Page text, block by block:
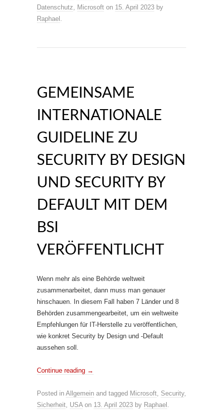
Datenschutz, Microsoft on 15. April 2023 by
Raphael .
GEMEINSAME
INTERNATIONALE
GUIDELINE ZU
SECURITY BY DESIGN
UND SECURITY BY
DEFAULT MIT DEM
BSI
VERÖFFENTLICHT
Wenn mehr als eine Behörde weltweit
zusammenarbeitet, dann muss man genauer
hinschauen. In diesem Fall haben 7 Länder und 8
Behörden zusammengearbeitet, um ein weltweite
Empfehlungen für IT-Herstelle zu veröffentlichen,
wie konkret Security by Design und -Default
aussehen soll.
Continue reading →
Posted in Allgemein and tagged Microsoft, Security,
Sicherheit, USAon 13. April 2023 by Raphael .